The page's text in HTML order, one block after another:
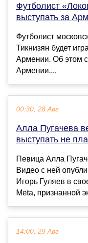
Футболист
выступать за
Футболист
Тикнизян будет
Армении. Об этом
Армении....
00:30, 28 Авг
Алла Пугачева
выступать не
Певица Алла
Видео с ней
Игорь Гуляев в
Meta, признанной
14:00, 29 Авг